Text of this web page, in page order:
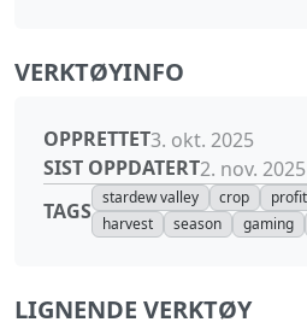
VERKTØYINFO
OPPRETTET3. okt. 2025
SIST OPPDATERT2. nov. 2025
TAGS
stardew valley crop profit
harvest
season gaming
LIGNENDE VERKTØY